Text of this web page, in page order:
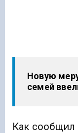
Новую
семей
Как сообщил